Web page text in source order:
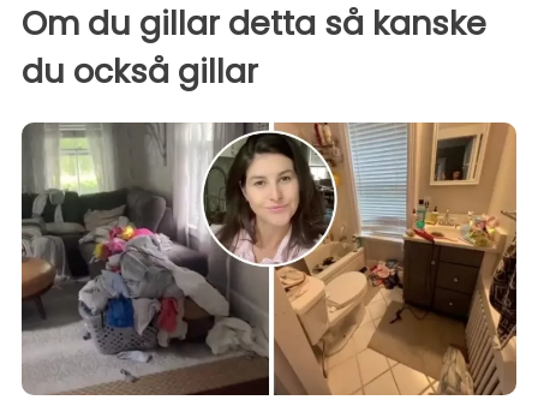
Om du gillar detta så kanske
du också gillar